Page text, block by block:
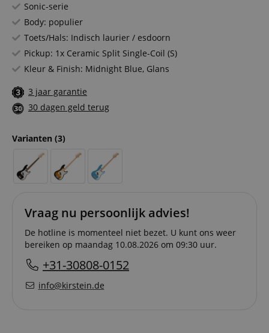
Sonic-serie
Body: populier
Toets/Hals: Indisch laurier / esdoorn
Pickup: 1x Ceramic Split Single-Coil (S)
Kleur & Finish: Midnight Blue, Glans
3 jaar garantie
30 dagen geld terug
Varianten (3)
Vraag nu persoonlijk advies!
De hotline is momenteel niet bezet. U kunt ons weer
bereiken op maandag 10.08.2026 om 09:30 uur.
+31-30808-0152
info@kirstein.de